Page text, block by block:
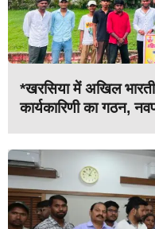
*खरसिया में अखिल
कार्यकारिणी का गठन,